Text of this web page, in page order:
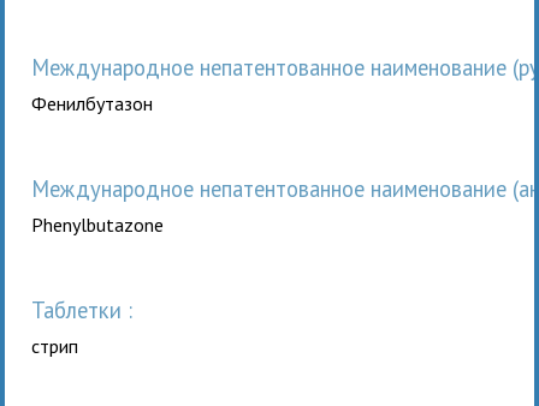
Международное непатентованное наименование
Фенилбутазон
Международное непатентованное наименование
Phenylbutazone
таблетки :
стрип